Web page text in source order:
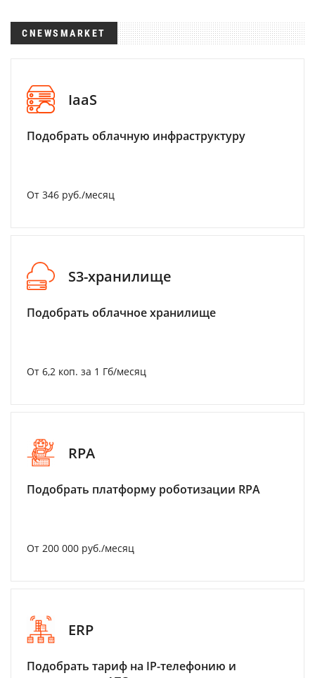
CNEWSMARKET
IaaS
Подобрать облачную инфраструктуру
От 346 руб./месяц
S3-хранилище
Подобрать облачное хранилище
От 6,2 коп. за 1 Гб/месяц
RPA
Подобрать платформу роботизации RPA
От 200 000 руб./месяц
ERP
Подобрать тариф на IP-телефонию и